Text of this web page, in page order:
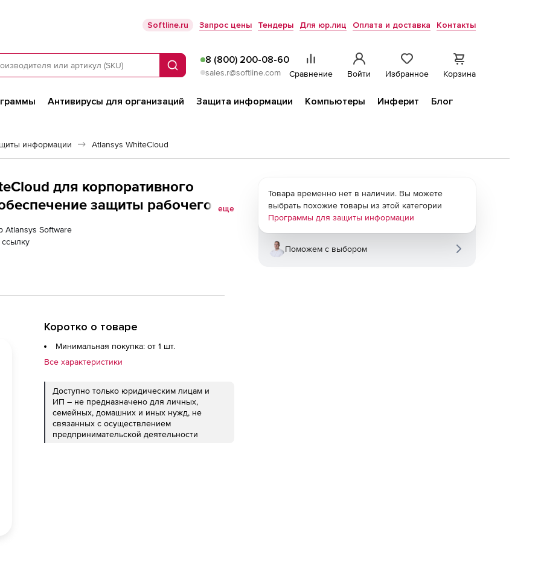
Softline.ru Запрос цены Тендеры Для юр.лиц Оплата и доставка Контакты
Поиск
8 (800) 200-08-60
sales.r@softline.com Сравнение Войти Избранное Корзина
Антивирусы для организаций Защита информации Компьютеры Инферит
Блог
информации Atlansys WhiteCloud
для корпоративного
защиты рабочего
- 100 лицензий
еще
Atlansys Software
Коротко о товаре
Минимальная покупка: от 1 шт.
Все характеристики
Доступно только юридическим лицам и
ИП – не предназначено для личных,
семейных, домашних и иных нужд, не
связанных с осуществлением
предпринимательской деятельности
Товара временно нет в наличии. Вы можете
выбрать похожие товары из этой категории
Программы для защиты информации
Поможем с выбором